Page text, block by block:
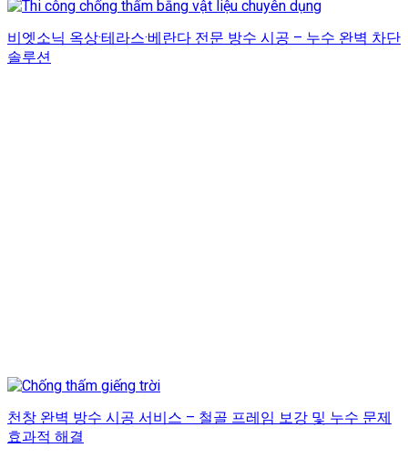
비엣소닉 옥상·테라스·베란다 전문 방수 시공 – 누수 완벽 차단
솔루션
천창 완벽 방수 시공 서비스 – 철골 프레임 보강 및 누수 문제
효과적 해결